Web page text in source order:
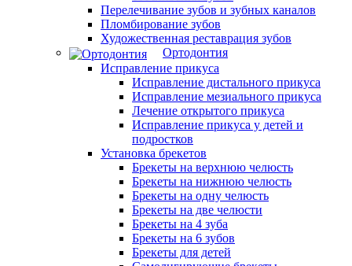
Перелечивание зубов и зубных каналов
Пломбирование зубов
Художественная реставрация зубов
Ортодонтия
Исправление прикуса
Исправление дистального прикуса
Исправление мезиального прикуса
Лечение открытого прикуса
Исправление прикуса у детей и
подростков
Установка брекетов
Брекеты на верхнюю челюсть
Брекеты на нижнюю челюсть
Брекеты на одну челюсть
Брекеты на две челюсти
Брекеты на 4 зуба
Брекеты на 6 зубов
Брекеты для детей